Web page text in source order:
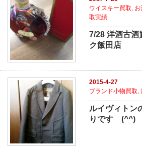
ウイスキー買取 お
取実績
7/28 洋酒古酒
ク飯田店
2015-4-27
ブランド小物買取,
ルイヴィトン
りです (^^)